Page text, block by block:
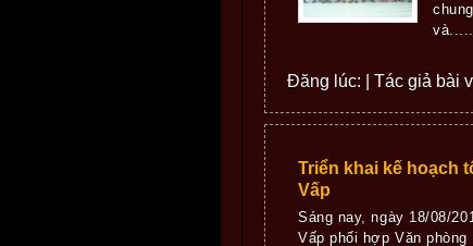
Đăng lúc: | Tác giả bài
Triển khai kế hoạch
Vấp
Sáng nay, ngày 18/08/
Vấp phối hợp Văn